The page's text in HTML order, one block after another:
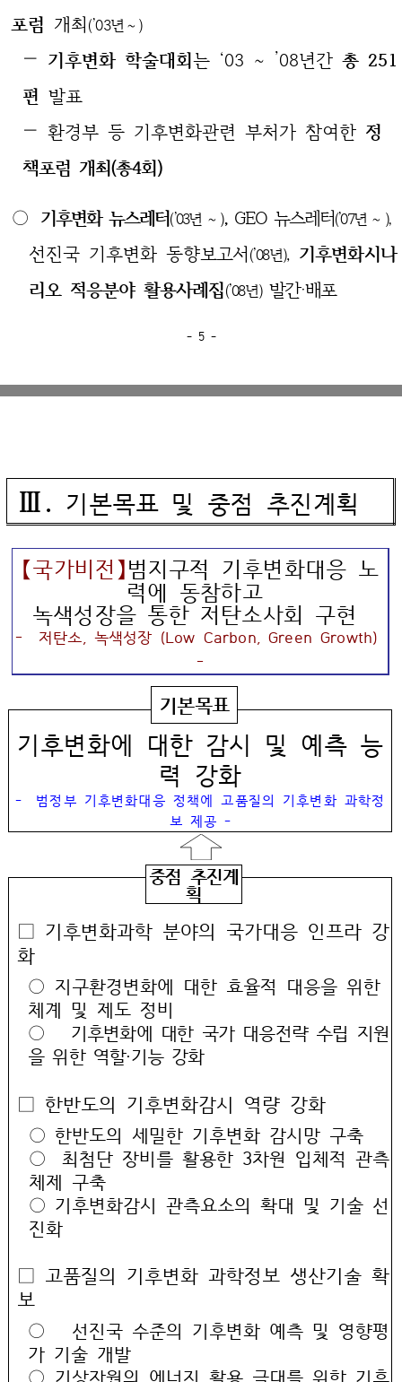
포럼 개최(’03년～)
— 기후변화 학술대회는 ‘03～’08년간 총 251
편 발표
— 환경부 등 기후변화관련 부처가 참여한 정
책포럼 개최(총4회)
○ 기후변화 뉴스레터(’03년～), GEO 뉴스레터(’07년～),
선진국 기후변화 동향보고서(’08년), 기후변화시나
리오 적응분야 활용사례집(’08년)발간‧배포
- 5 -
Ⅲ. 기본목표 및 중점 추진계획
【국가비전】범지구적 기후변화대응 노
력에 동참하고
녹색성장을 통한 저탄소사회 구현
- 저탄소, 녹색성장 (Low Carbon, Green Growth)
-
기본목표
기후변화에 대한 감시 및 예측 능
력 강화
- 범정부 기후변화대응 정책에 고품질의 기후변화 과학정
보 제공 -
중점 추진계
획
□ 기후변화과학 분야의 국가대응 인프라 강
화
○ 지구환경변화에 대한 효율적 대응을 위한
체계 및 제도 정비
○ 기후변화에 대한 국가 대응전략 수립 지원
을 위한 역할‧기능 강화
□ 한반도의 기후변화감시 역량 강화
○ 한반도의 세밀한 기후변화 감시망 구축
○ 최첨단 장비를 활용한 3차원 입체적 관측
체제 구축
○ 기후변화감시 관측요소의 확대 및 기술 선
진화
□ 고품질의 기후변화 과학정보 생산기술 확
보
○ 선진국 수준의 기후변화 예측 및 영향평
가 기술 개발
○ 기상자원의 에너지 활용 극대를 위한 기후